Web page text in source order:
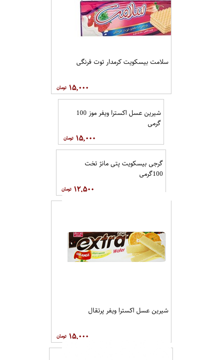
سلامت بیسکویت کرمدار توت فرنگی
۱۵,۰۰۰
۱۵,۰۰۰
گرجی بیسکویت پتی مانژ تخت